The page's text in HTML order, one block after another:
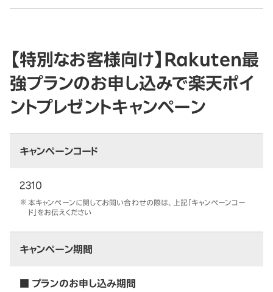
【特別なお客様向け】Rakuten最
強プランのお申し込みで楽天ポイ
ントプレゼントキャンペーン
キャンペーンコード
2310
本キャンペーンに関してお問い合わせの際は、上記「キャンペーンコー
ド」をお伝えください
キャンペーン期間
■ プランのお申し込み期間